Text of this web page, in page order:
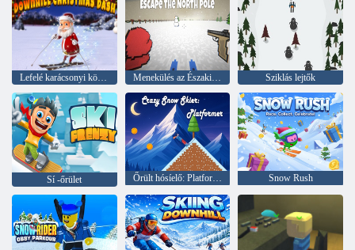
Lefelé karácsonyi kötőjel Menekülés az Északi-sarkról Sziklás lejtők
Sí -őrület Őrült hósíelő: Platformer Snow Rush